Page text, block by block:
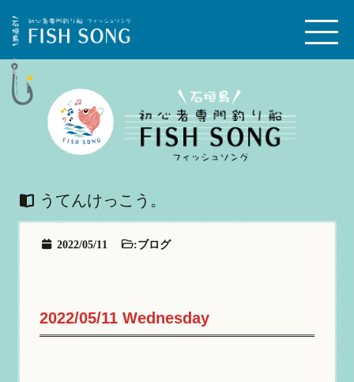
うてんけっこう。
2022/05/11 :ブログ
2022/05/11 Wednesday